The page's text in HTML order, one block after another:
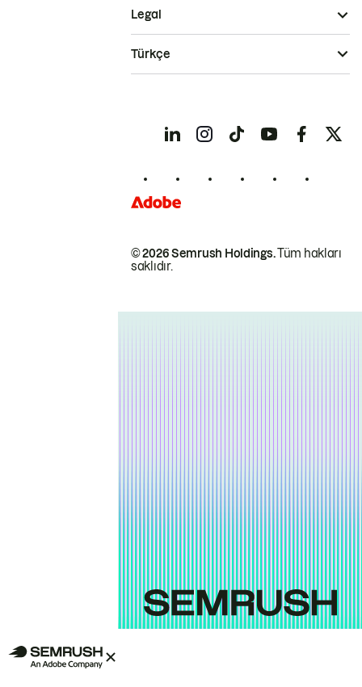
© 2026 Semrush Holdings.Tüm hakları
saklıdır.
Legal
Türkçe